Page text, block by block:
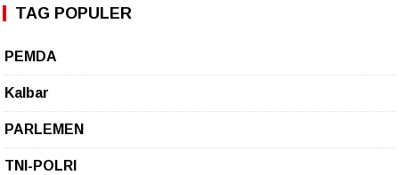
TAG POPULER
PEMDA
Kalbar
PARLEMEN
TNI-POLRI